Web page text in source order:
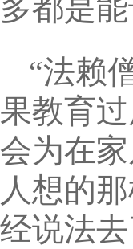
多都是
“法赖
果教育
会为在
人想的
经说法